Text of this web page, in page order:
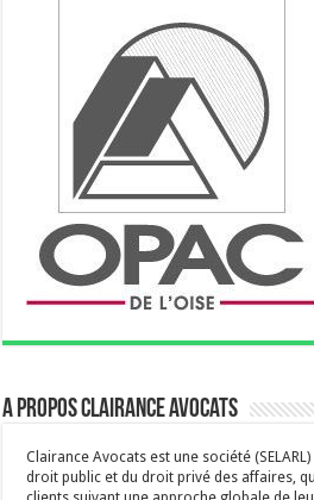
A propos Clairance Avocats
Clairance Avocats est une société
droit public et du droit privé des affaires,